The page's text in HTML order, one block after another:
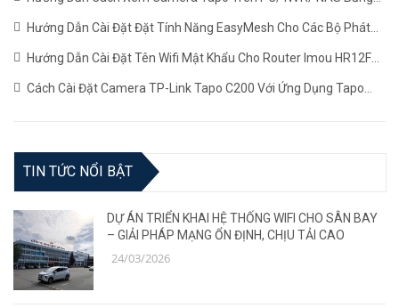
Giao Thức RTSP
Hướng Dẫn Cài Đặt Đặt Tính Năng EasyMesh Cho Các Bộ Phát
WiFi TP-LINK
Hướng Dẫn Cài Đặt Tên Wifi Mật Khẩu Cho Router Imou HR12F
Cách Cài Đặt Camera TP-Link Tapo C200 Với Ứng Dụng Tapo
TIN TỨC NỔI BẬT
DỰ ÁN TRIỂN KHAI HỆ THỐNG WIFI CHO SÂN BAY
– GIẢI PHÁP MẠNG ỔN ĐỊNH, CHỊU TẢI CAO
24/03/2026